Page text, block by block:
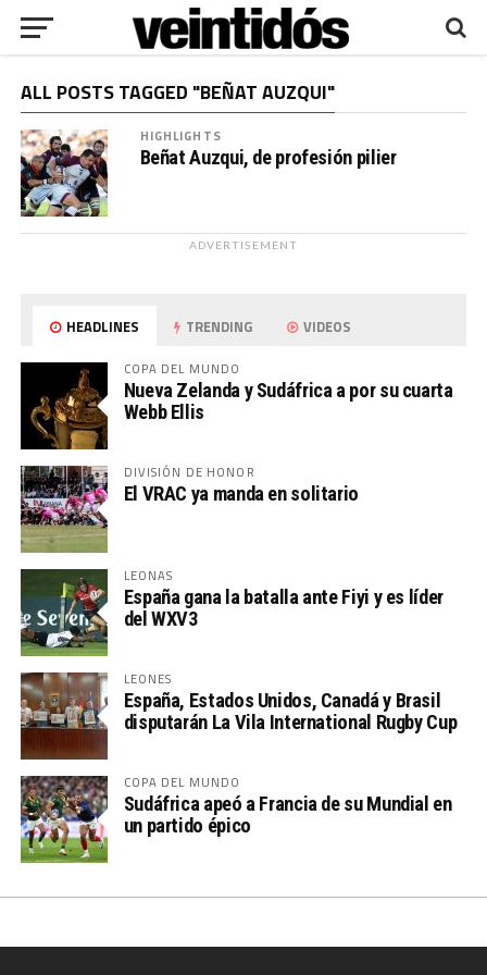
ALL POSTS TAGGED "BEÑAT AUZQUI"
HIGHLIGHTS
Beñat Auzqui, de profesión pilier
ADVERTISEMENT
HEADLINES TRENDING VIDEOS
COPA DEL MUNDO
Nueva Zelanda y Sudáfrica a por su cuarta
Webb Ellis
DIVISIÓN DE HONOR
El VRAC ya manda en solitario
LEONAS
España gana la batalla ante Fiyi y es líder
del WXV3
LEONES
España, Estados Unidos, Canadá y Brasil
disputarán La Vila International Rugby Cup
COPA DEL MUNDO
Sudáfrica apeó a Francia de su Mundial en
un partido épico